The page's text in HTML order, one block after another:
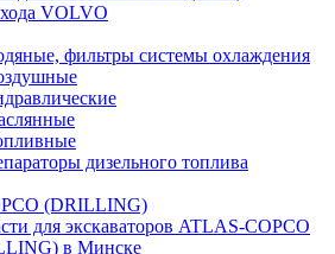
VOLVO
фильтры системы охлаждения
дизельного топлива
(DRILLING)
для экскаваторов ATLAS-COPCO
в Минске